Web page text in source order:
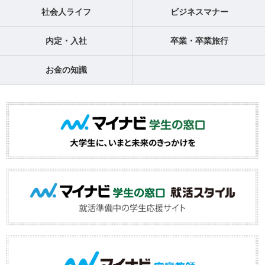
社会人ライフ ビジネスマナー
内定・入社 卒業・卒業旅行
お金の知識